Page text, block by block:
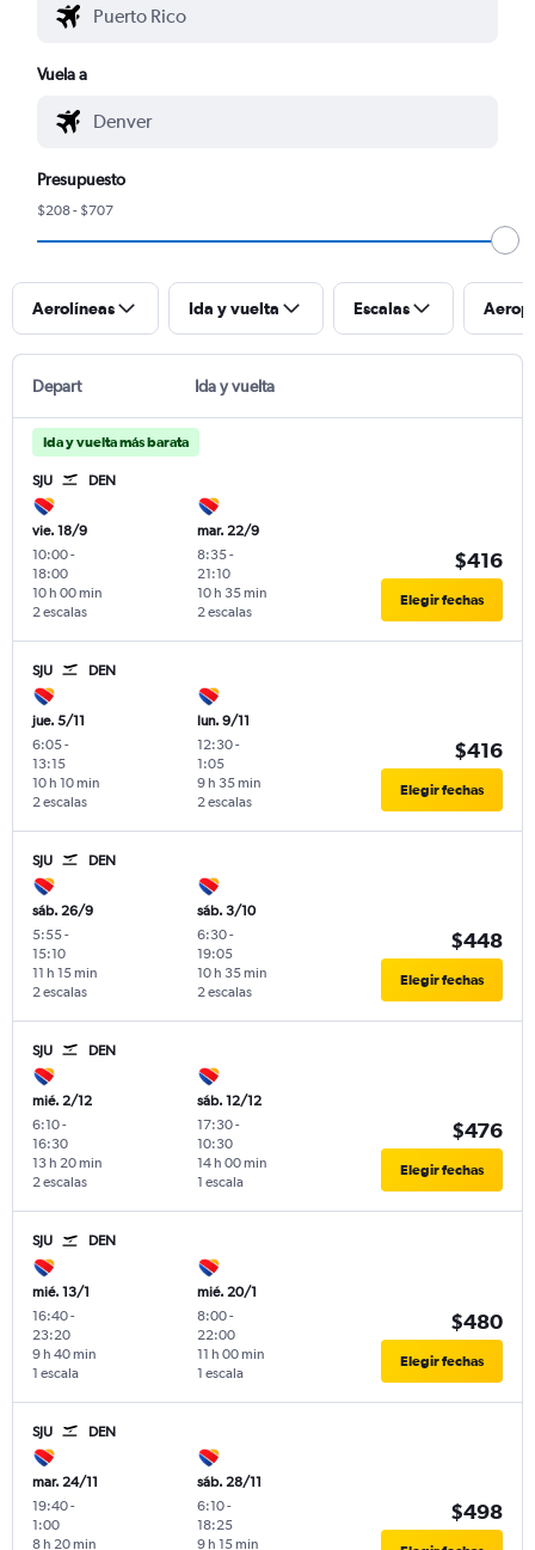
Vuela a
Presupuesto
$208 - $707
Aerolíneas Ida y vuelta Escalas
Depart Ida y vuelta
Ida y vuelta más barata
SJU DEN
vie. 18/9
10:00-
18:00
2 escalas
10 h 00 min
mar. 22/9
8:35-
21:10
2 escalas
10 h 35 min
$416
Elegir fechas
SJU DEN
jue. 5/11
6:05-
13:15
2 escalas
10 h 10 min
lun. 9/11
12:30-
1:05
2 escalas
9 h 35 min
$416
Elegir fechas
SJU DEN
sáb. 26/9
5:55-
15:10
2 escalas
11 h 15 min
sáb. 3/10
6:30-
19:05
2 escalas
10 h 35 min
$448
Elegir fechas
SJU DEN
mié. 2/12
6:10-
16:30
2 escalas
13 h 20 min
sáb. 12/12
17:30-
10:30
1 escala
14 h 00 min
$476
Elegir fechas
SJU DEN
mié. 13/1
16:40-
23:20
1 escala
9 h 40 min
mié. 20/1
8:00-
22:00
1 escala
11 h 00 min
$480
Elegir fechas
SJU DEN
mar. 24/11
19:40-
1:00
8 h 20 min
sáb. 28/11
6:10-
18:25
9 h 15 min
$498